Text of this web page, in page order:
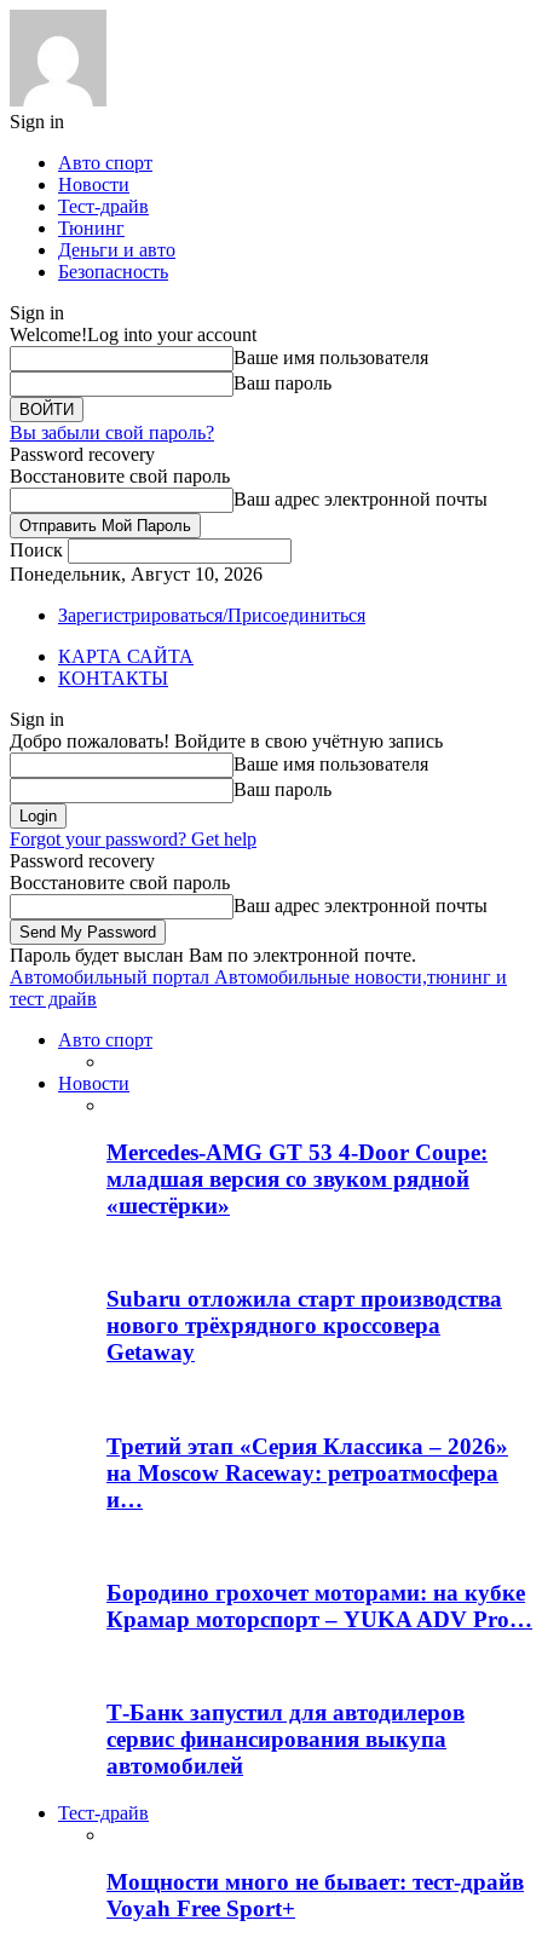
Sign in
Авто спорт
Новости
Тест-драйв
Тюнинг
Деньги и авто
Безопасность
Sign in
Welcome!Log into your account
Ваше имя пользователя
Ваш пароль
Вы забыли свой пароль?
Password recovery
Восстановите свой пароль
Ваш адрес электронной почты
Поиск
Понедельник, Август 10, 2026
Зарегистрироваться/Присоединиться
КАРТА САЙТА
КОНТАКТЫ
Sign in
Добро пожаловать! Войдите в свою учётную запись
Ваше имя пользователя
Ваш пароль
Forgot your password? Get help
Password recovery
Восстановите свой пароль
Ваш адрес электронной почты
Пароль будет выслан Вам по электронной почте.
Автомобильный портал Автомобильные новости,тюнинг и
тест драйв
Авто спорт
Новости
Mercedes-AMG GT 53 4-Door Coupe:
младшая версия со звуком рядной
«шестёрки»
Subaru отложила старт производства
нового трёхрядного кроссовера
Getaway
Третий этап «Серия Классика – 2026»
на Moscow Raceway: ретроатмосфера
и…
Бородино грохочет моторами: на кубке
Крамар моторспорт – YUKA ADV Pro…
Т-Банк запустил для автодилеров
сервис финансирования выкупа
автомобилей
Тест-драйв
Мощности много не бывает: тест-драйв
Voyah Free Sport+